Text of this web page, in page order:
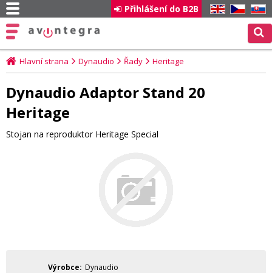
EN CZ SK
Přihlášení do B2B
Hlavní strana Dynaudio Řady Heritage
Dynaudio Adaptor Stand 20
Heritage
Stojan na reproduktor Heritage Special
Výrobce
Dynaudio